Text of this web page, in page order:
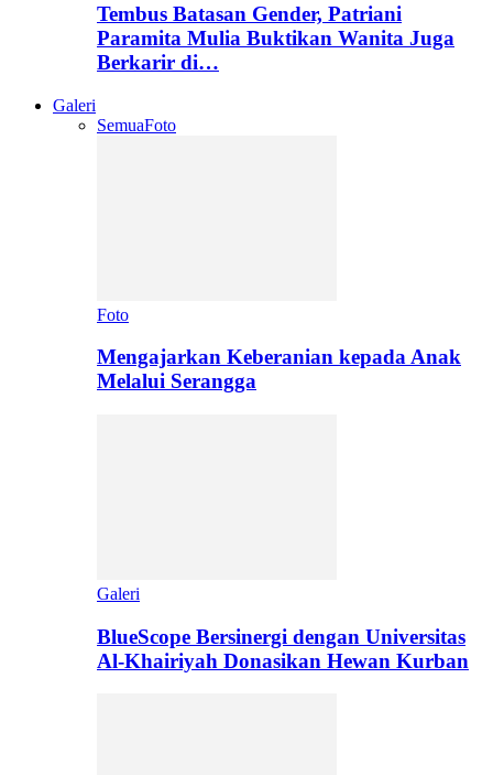
Tembus Batasan Gender, Patriani
Paramita Mulia Buktikan Wanita Juga
Berkarir di…
Galeri
SemuaFoto
Foto
Mengajarkan Keberanian kepada Anak
Melalui Serangga
Galeri
BlueScope Bersinergi dengan Universitas
Al-Khairiyah Donasikan Hewan Kurban